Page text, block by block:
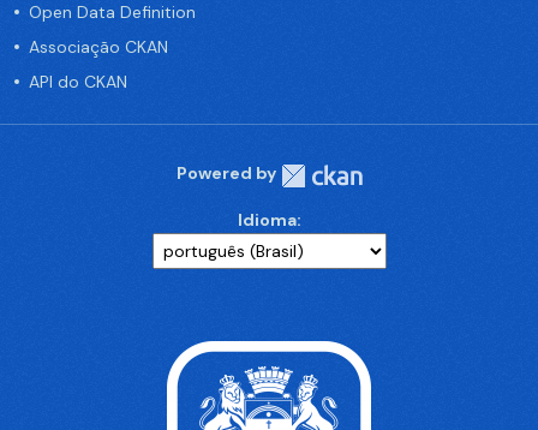
Open Data Definition
Associação CKAN
API do CKAN
Powered by
Idioma